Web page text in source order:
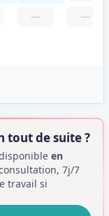
—
—
tout de suite ?
en
7j/7
travail si